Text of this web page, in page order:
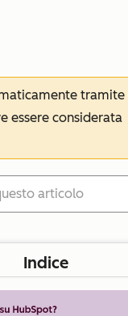
tramite
essere considerata
Indice